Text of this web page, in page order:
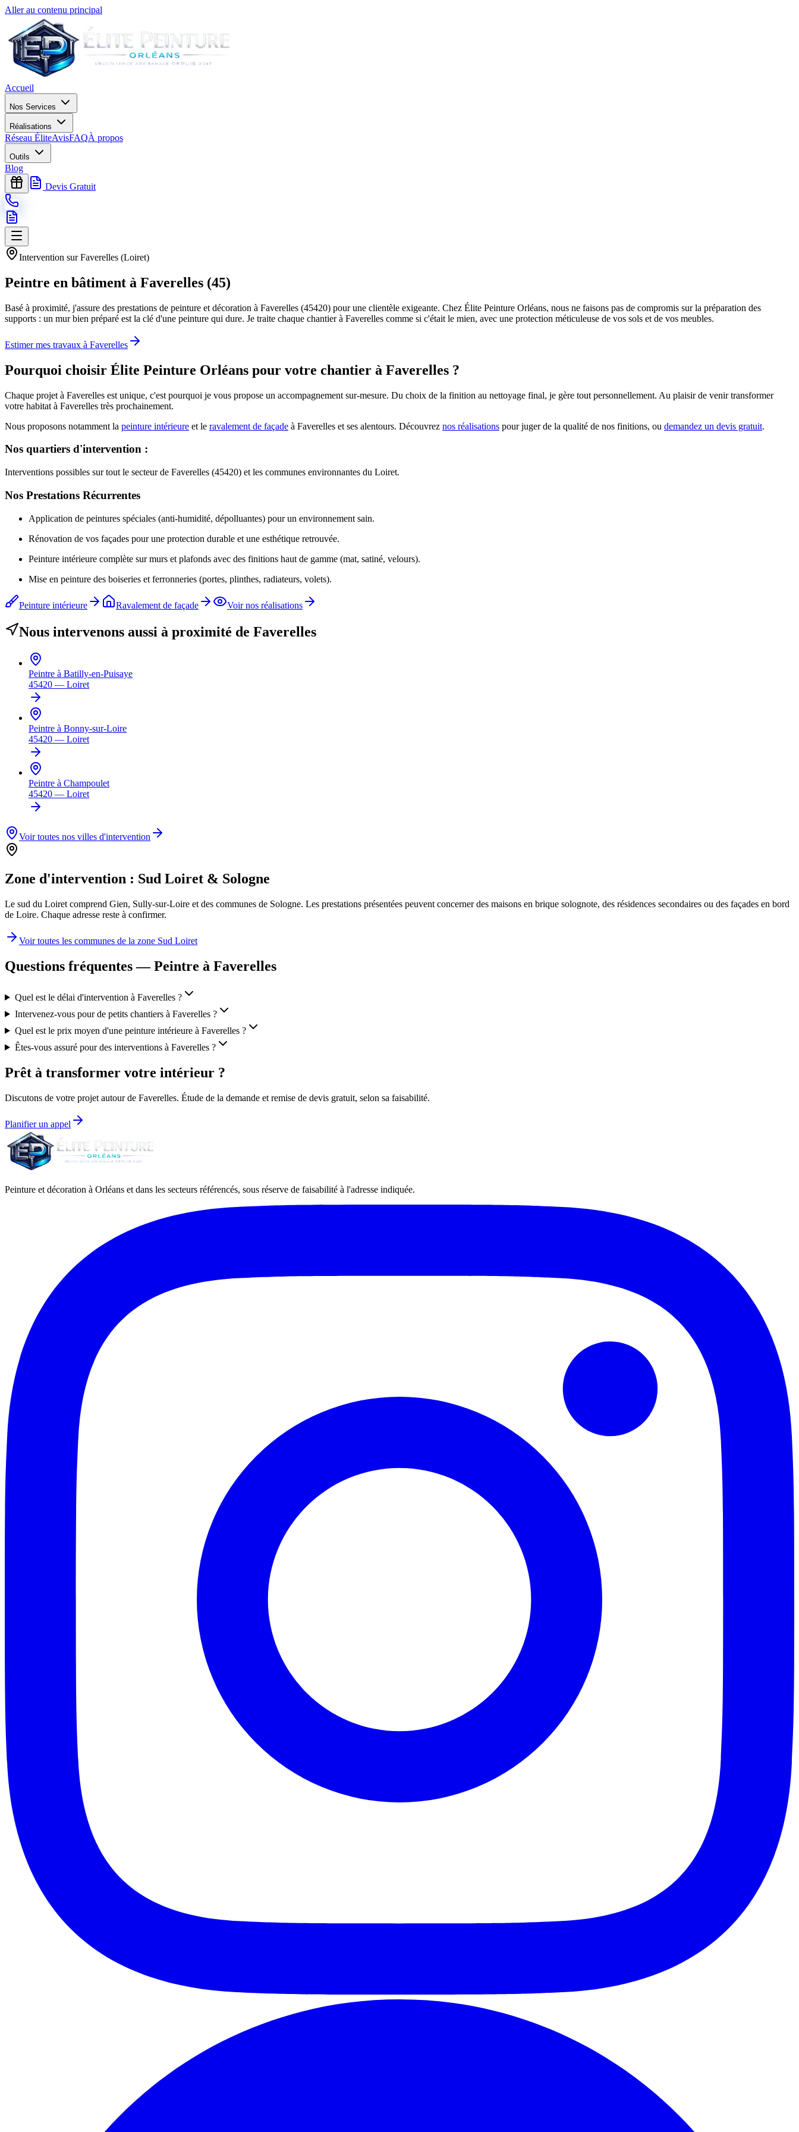
Aller au contenu principal
Accueil
Nos Services
Réalisations
Réseau ÉliteAvisFAQÀ propos
Outils
Blog
Devis Gratuit
Intervention surFaverelles (Loiret)
Peintre en bâtiment à Faverelles (45)
Basé à proximité, j'assure des prestations de peinture et décoration à Faverelles (45420) pour une clientèle exigeante. Chez Élite Peinture Orléans, nous ne faisons pas de compromis sur la préparation des
supports : un mur bien préparé est la clé d'une peinture qui dure. Je traite chaque chantier à Faverelles comme si c'était le mien, avec une protection méticuleuse de vos sols et de vos meubles.
Estimer mes travaux à Faverelles
Pourquoi choisir Élite Peinture Orléans pour votre chantier à Faverelles ?
Chaque projet à Faverelles est unique, c'est pourquoi je vous propose un accompagnement sur-mesure. Du choix de la finition au nettoyage final, je gère tout personnellement. Au plaisir de venir transformer
votre habitat à Faverelles très prochainement.
Nous proposons notamment la peinture intérieure et le ravalement de façade à Faverelles et ses alentours. Découvrez nos réalisations pour juger de la qualité de nos finitions, ou demandez un devis gratuit.
Nos quartiers d'intervention :
Interventions possibles sur tout le secteur de Faverelles (45420) et les communes environnantes du Loiret.
Nos Prestations Récurrentes
Application de peintures spéciales (anti-humidité, dépolluantes) pour un environnement sain.
Rénovation de vos façades pour une protection durable et une esthétique retrouvée.
Peinture intérieure complète sur murs et plafonds avec des finitions haut de gamme (mat, satiné, velours).
Mise en peinture des boiseries et ferronneries (portes, plinthes, radiateurs, volets).
Peinture intérieure Ravalement de façade Voir nos réalisations
Nous intervenons aussi à proximité de Faverelles
Peintre à Batilly-en-Puisaye
45420 — Loiret
Peintre à Bonny-sur-Loire
45420 — Loiret
Peintre à Champoulet
45420 — Loiret
Voir toutes nos villes d'intervention
Zone d'intervention : Sud Loiret & Sologne
Le sud du Loiret comprend Gien, Sully-sur-Loire et des communes de Sologne. Les prestations présentées peuvent concerner des maisons en brique solognote, des résidences secondaires ou des façades en bord
de Loire. Chaque adresse reste à confirmer.
Voir toutes les communes de la zone Sud Loiret
Questions fréquentes — Peintre à Faverelles
Quel est le délai d'intervention à Faverelles ?
Intervenez-vous pour de petits chantiers à Faverelles ?
Quel est le prix moyen d'une peinture intérieure à Faverelles ?
Êtes-vous assuré pour des interventions à Faverelles ?
Prêt à transformer votre intérieur ?
Discutons de votre projet autour de Faverelles. Étude de la demande et remise de devis gratuit, selon sa faisabilité.
Planifier un appel
Peinture et décoration à Orléans et dans les secteurs référencés, sous réserve de faisabilité à l'adresse indiquée.